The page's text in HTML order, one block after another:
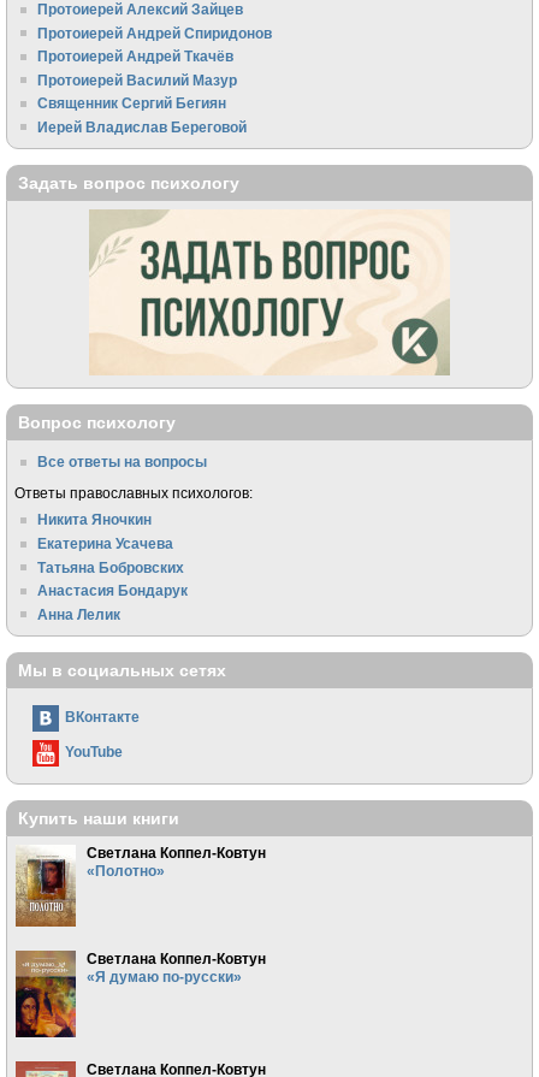
Протоиерей Алексий Зайцев
Протоиерей Андрей Спиридонов
Протоиерей Андрей Ткачёв
Протоиерей Василий Мазур
Священник Сергий Бегиян
Иерей Владислав Береговой
Задать вопрос психологу
Вопрос психологу
Все ответы на вопросы
Ответы православных психологов:
Никита Яночкин
Екатерина Усачева
Татьяна Бобровских
Анастасия Бондарук
Анна Лелик
Мы в социальных сетях
ВКонтакте
YouTube
Купить наши книги
Светлана Коппел-Ковтун
«Полотно»
Светлана Коппел-Ковтун
«Я думаю по-русски»
Светлана Коппел-Ковтун